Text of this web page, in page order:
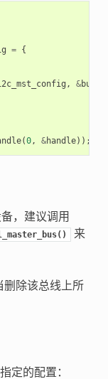
= {
, &
(0, &handle));
，建议调用
来
删除该总线上所
指定的配置：